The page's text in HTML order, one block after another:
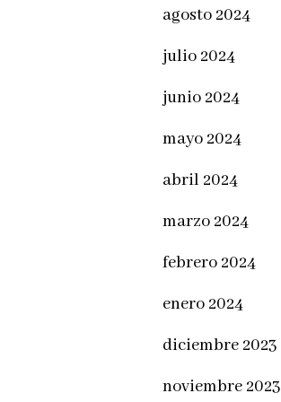
agosto 2024
julio 2024
junio 2024
mayo 2024
abril 2024
marzo 2024
febrero 2024
enero 2024
diciembre 2023
noviembre 2023